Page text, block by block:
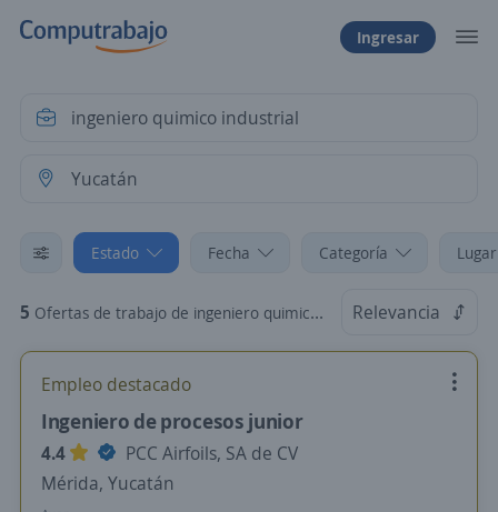
Ingresar
Estado Fecha Categoría
5 Ofertas de trabajo de ingeniero quimico industrial en Yucatán Relevancia
Empleo destacado
Ingeniero de procesos junior
4.4
PCC Airfoils, SA de CV
Mérida, Yucatán